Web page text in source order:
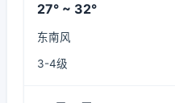
27° ~ 32°
东南风
3-4级